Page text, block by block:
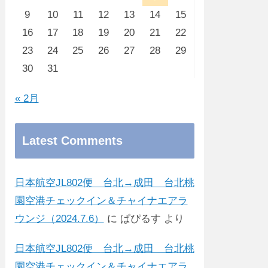
9
10 11 12 13 14
15
16
17 18 19 20 21
22
23
24 25 26 27 28
29
30
31
« 2月
Latest Comments
日本航空JL802便 台北→成田 台北桃
園空港チェックイン＆チャイナエアラ
ウンジ（2024.7.6）
に ぱぴるす より
日本航空JL802便 台北→成田 台北桃